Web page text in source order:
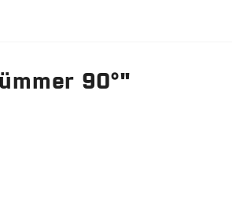
90°"